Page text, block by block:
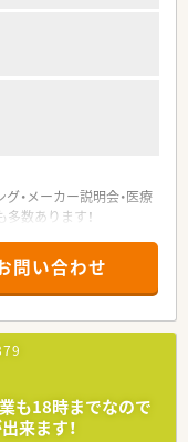
・メーカー説明会・医療
数あります！
です■
問い合わせ
も18時までなので
来ます！